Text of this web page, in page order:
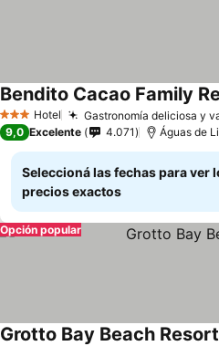
3 Estrellas
Hotel Gastronomía deliciosa y
Bendito Cacao Family
9,0 Excelente 4.071 Águas de
Seleccioná las fechas para ver
precios exactos
Opción popular
Grotto Bay Beach Resort